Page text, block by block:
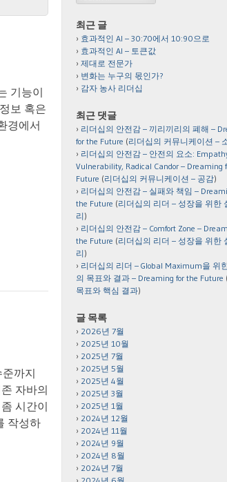
기능이
보 혹은
경에서
까지
자바의
시간이
작성하
최근 글
효과적인 AI – 30:70에서 10:90으로
효과적인 AI – 토큰값
제대로 전문가
변화는 누구의 몫인가?
감자 농사 리더십
최근 댓글
리더십의 안전감 – 끼리끼리의 폐해 –
for the Future (리더십의 커뮤니케이션 –
리더십의 안전감 – 안전의 요소:
Vulnerability, Radical Candor – Dreaming
Future (리더십의 커뮤니케이션 – 공감)
리더십의 안전감 – 실패와 책임 –
the Future (리더십의 리더 – 성장을 위한
리)
리더십의 안전감 – Comfort Zone –
the Future (리더십의 리더 – 성장을 위한
리)
리더십의 리더 – Global Maximum을 위
의 목표와 결과 – Dreaming for the Future (
목표와 핵심 결과)
글 목록
2026년 7월
2025년 10월
2025년 7월
2025년 5월
2025년 4월
2025년 3월
2025년 1월
2024년 12월
2024년 11월
2024년 9월
2024년 8월
2024년 7월